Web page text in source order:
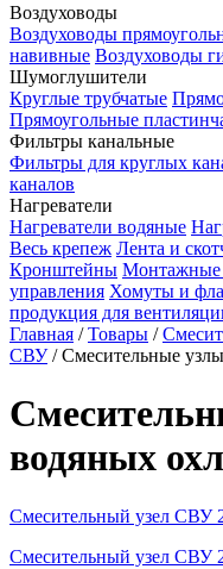
Воздуховоды
Воздуховоды
навивные Воздуховоды
Шумоглушители
Круглые трубчатые
Прямоугольные
Фильтры канальные
Фильтры для круглых
каналов
Нагреватели
Нагреватели водяные
Весь крепеж Лента и
Кронштейны Монтажные
управления Хомуты и
продукция для
Главная /Товары /
СВУ/Смесительные
водяных
Смесительный узел СВУ
Смесительный узел СВУ